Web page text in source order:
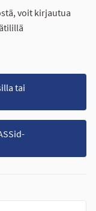
voit kirjautua
tai